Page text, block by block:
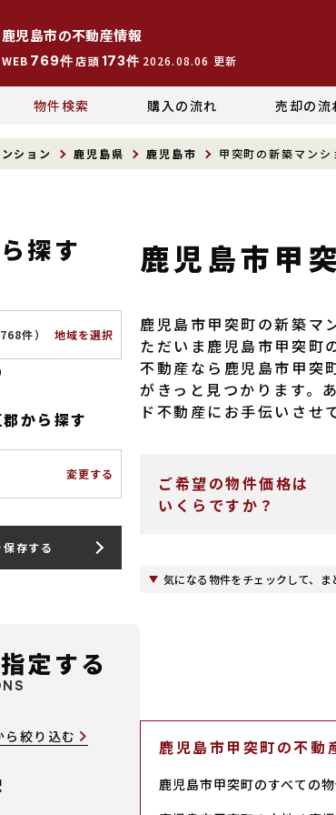
鹿児島市の不動産情報
WEB 769件 店頭 173件 2026.08.06 更新
物件検索 購入の流れ 売却の流
ション 鹿児島県 鹿児島市 甲突町の新築マンシ
鹿児島市甲
鹿児島市甲突町の新築マ
ただいま鹿児島市甲突町
不動産なら鹿児島市甲突
がきっと見つかります。
ド不動産にお手伝いさせ
ご希望の物件価格は
いくらですか？
気になる物件をチェックして、ま
鹿児島市甲突町の不動
鹿児島市甲突町のすべての
探す
768件） 地域を選択
から探す
変更する
存する
定する
ら絞り込む